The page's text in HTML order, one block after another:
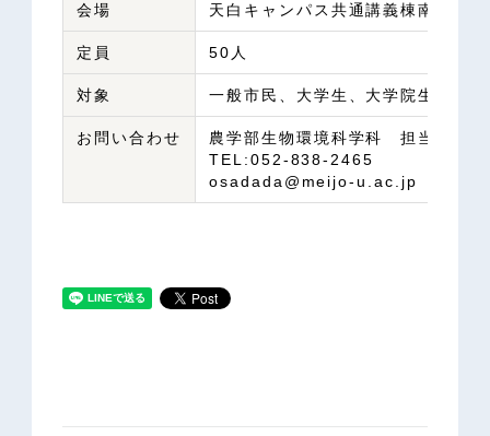
会場 天白キャンパス共通講義棟南1階
定員 50人
対象 一般市民、大学生、大学院生、高
お問い合わせ
農学部生物環境科学科 担当教員
TEL:052-838-2465
osadada@meijo-u.ac.jp